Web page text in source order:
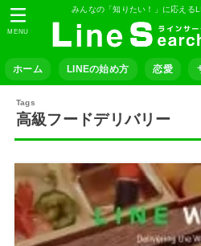
みんなの「知りたい！」に応える
ホーム LINEの始め方 恋愛
MENU
高級フードデリバリー